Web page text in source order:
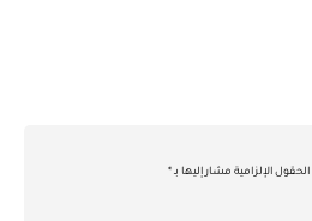
الحقول الإلزامية مشار إليها بـ *